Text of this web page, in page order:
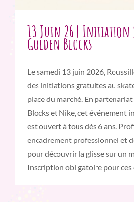
13 Juin 26 | Initiation
Golden Blocks
Le samedi 13 juin 2026,
des initiations gratuites au
place du marché. En
Blocks et Nike, cet événement
est ouvert à tous dès 6 ans.
encadrement professionnel et
pour découvrir la glisse sur un
Inscription obligatoire pour ces